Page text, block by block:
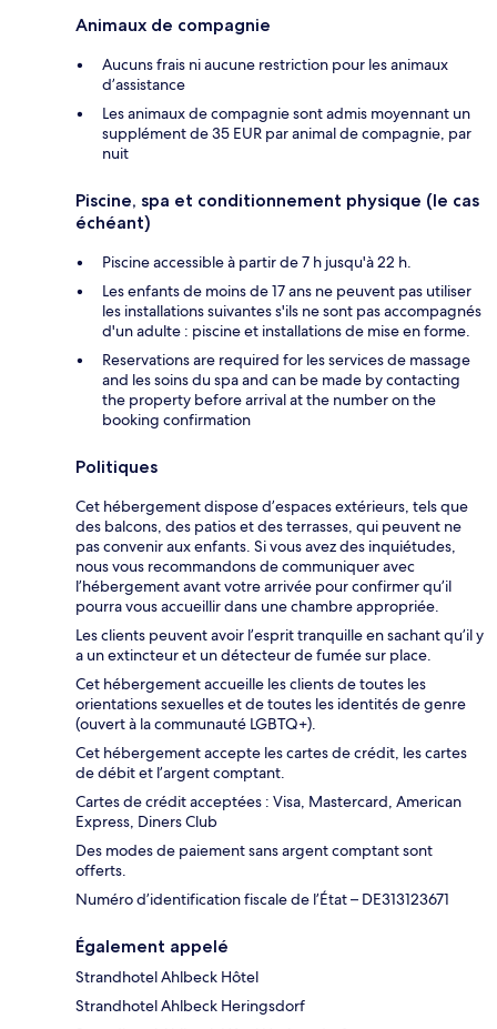
Animaux de compagnie
Aucuns frais ni aucune restriction pour les animaux
d’assistance
Les animaux de compagnie sont admis moyennant un
supplément de 35 EUR par animal de compagnie, par
nuit
Piscine, spa et conditionnement physique (le cas
échéant)
Piscine accessible à partir de 7 h jusqu'à 22 h.
Les enfants de moins de 17 ans ne peuvent pas utiliser
les installations suivantes s'ils ne sont pas accompagnés
d'un adulte : piscine et installations de mise en forme.
Reservations are required for les services de massage
and les soins du spa and can be made by contacting
the property before arrival at the number on the
booking confirmation
Politiques
Cet hébergement dispose d’espaces extérieurs, tels que
des balcons, des patios et des terrasses, qui peuvent ne
pas convenir aux enfants. Si vous avez des inquiétudes,
nous vous recommandons de communiquer avec
l’hébergement avant votre arrivée pour confirmer qu’il
pourra vous accueillir dans une chambre appropriée.
Les clients peuvent avoir l’esprit tranquille en sachant qu’il y
a un extincteur et un détecteur de fumée sur place.
Cet hébergement accueille les clients de toutes les
orientations sexuelles et de toutes les identités de genre
(ouvert à la communauté LGBTQ+).
Cet hébergement accepte les cartes de crédit, les cartes
de débit et l’argent comptant.
Cartes de crédit acceptées : Visa, Mastercard, American
Express, Diners Club
Des modes de paiement sans argent comptant sont
offerts.
Numéro d’identification fiscale de l’État – DE313123671
Également appelé
Strandhotel Ahlbeck Hôtel
Strandhotel Ahlbeck Heringsdorf